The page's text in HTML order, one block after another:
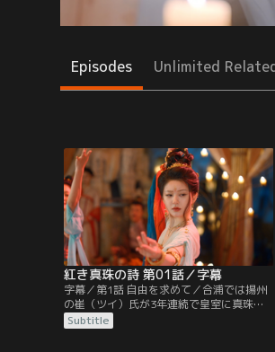
Episodes Unlimited
紅き真珠の詩 第01話／字幕
字幕／第1話 自由を求めて／合浦では揚州
の崔（ツイ）氏が3年連続で皇室に真珠を
献上。その裏では珠奴と呼ばれる奴婢が命
懸けで海に潜り苛烈な生活を強いられてい
Subtitle